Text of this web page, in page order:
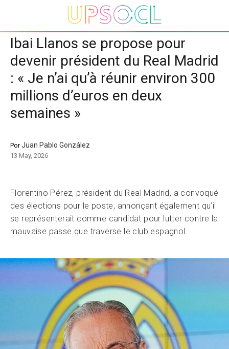
Ibai Llanos se propose pour
devenir président du Real Madrid
: « Je n’ai qu’à réunir environ 300
millions d’euros en deux
semaines »
PorJuan Pablo González
13 May, 2026
Florentino Pérez, président du Real Madrid, a convoqué
des élections pour le poste, annonçant également qu’il
se représenterait comme candidat pour lutter contre la
mauvaise passe que traverse le club espagnol.